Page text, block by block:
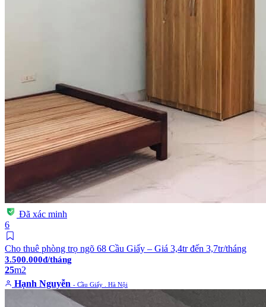
Đã xác minh
6
Cho thuê phòng trọ ngõ 68 Cầu Giấy – Giá 3,4tr đến 3,7tr/tháng
3.500.000đ/tháng
25m2
Hạnh Nguyễn - Cầu Giấy . Hà Nội